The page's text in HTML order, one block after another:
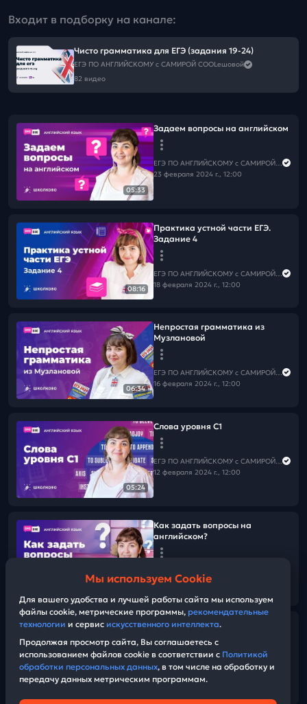
Входит в подборку на канале:
Чисто грамматика для ЕГЭ (задания 19-24)
ЕГЭ ПО АНГЛИЙСКОМУ с САМИРОЙ COOLешовой
82 видео
05:33
Задаем вопросы на английском
ЕГЭ ПО АНГЛИЙСКОМУ с САМИРОЙ COOLешовой
23 февраля 2024 г., 12:00
08:16
Практика устной части ЕГЭ.
Задание 4
ЕГЭ ПО АНГЛИЙСКОМУ с САМИРОЙ COOLешовой
18 февраля 2024 г., 12:00
06:34
Непростая грамматика из
Музлановой
ЕГЭ ПО АНГЛИЙСКОМУ с САМИРОЙ COOLешовой
16 февраля 2024 г., 12:00
05:24
Слова уровня С1
ЕГЭ ПО АНГЛИЙСКОМУ с САМИРОЙ COOLешовой
12 февраля 2024 г., 12:00
Как задать вопросы на
английском?
11 февраля 2024 г., 12:00
Разбираем аудирование из
09 февраля 2024 г., 12:00
Мы используем Cookie
Для вашего удобства и лучшей работы сайта мы используем
файлы cookie, метрические программы, рекомендательные
технологии и сервис искусственного интеллекта.
Продолжая просмотр сайта, Вы соглашаетесь с
использованием файлов cookie в соответствии с Политикой
обработки персональных данных, в том числе на обработку и
передачу данных метрическим программам.